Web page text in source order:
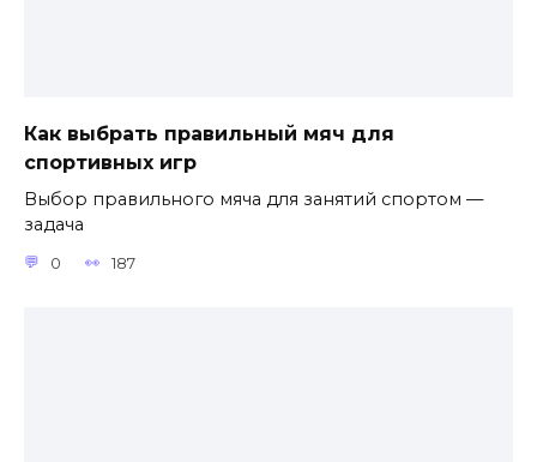
Как выбрать правильный мяч для
спортивных игр
Выбор правильного мяча для занятий спортом —
задача
0 187